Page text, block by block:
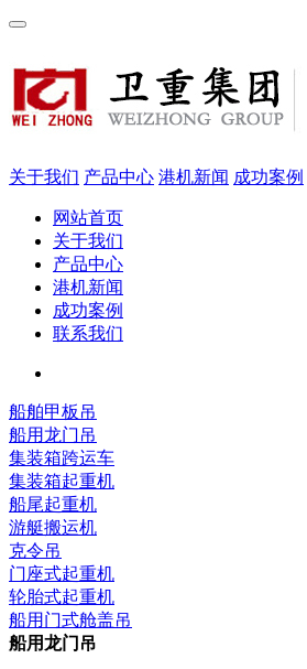
关于我们 产品中心 港机新闻 成功案例
网站首页
关于我们
产品中心
港机新闻
成功案例
联系我们
船舶甲板吊
船用龙门吊
集装箱跨运车
集装箱起重机
船尾起重机
游艇搬运机
克令吊
门座式起重机
轮胎式起重机
船用门式舱盖吊
船用龙门吊